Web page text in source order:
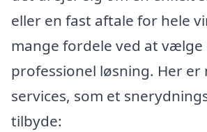
eller en fast aftale for hele
mange fordele ved at vælge
professionel løsning. Her er
services, som et
tilbyde: